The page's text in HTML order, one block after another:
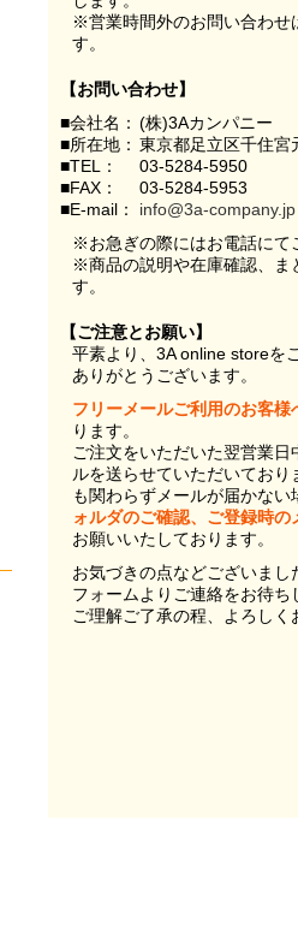
※営業時間外のお問い合わせ
す。
【お問い合わせ】
■会社名： (株)3Aカンパニー
■所在地： 東京都足立区千住
■TEL：
03-5284-5950
■FAX：
03-5284-5953
■E-mail：
info@3a-company.jp
※お急ぎの際にはお電話にて
※商品の説明や在庫確認、ま
す。
【ご注意とお願い】
平素より、3A online storeを
ありがとうございます。
フリーメールご利用のお客様
ります。
ご注文をいただいた翌営業
ルを送らせていただいてお
も関わらずメールが届かない
ォルダのご確認、ご登録時
お願いいたしております。
お気づきの点などございま
フォームよりご連絡をお待ち
ご理解ご了承の程、よろし